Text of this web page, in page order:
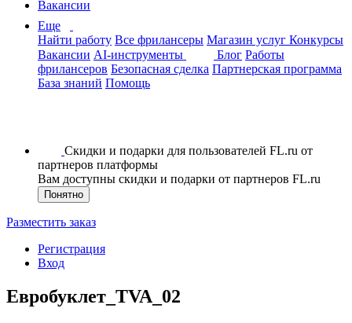
Вакансии
Еще
Найти работу Все фрилансеры Магазин услуг Конкурсы
Вакансии AI-инструменты Блог Работы
фрилансеров Безопасная сделка Партнерская программа
База знаний Помощь
Скидки и подарки для пользователей FL.ru от
партнеров платформы
Вам доступны скидки и подарки от партнеров FL.ru
Понятно
Разместить заказ
Регистрация
Вход
Евробуклет_TVA_02